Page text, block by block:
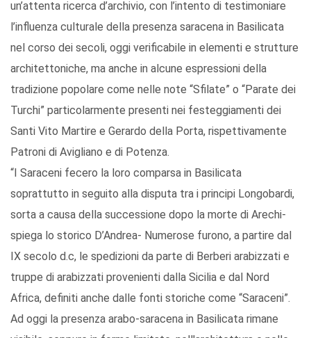
un’attenta ricerca d’archivio, con l’intento di testimoniare
l’influenza culturale della presenza saracena in Basilicata
nel corso dei secoli, oggi verificabile in elementi e strutture
architettoniche, ma anche in alcune espressioni della
tradizione popolare come nelle note “Sfilate” o “Parate dei
Turchi” particolarmente presenti nei festeggiamenti dei
Santi Vito Martire e Gerardo della Porta, rispettivamente
Patroni di Avigliano e di Potenza.
“I Saraceni fecero la loro comparsa in Basilicata
soprattutto in seguito alla disputa tra i principi Longobardi,
sorta a causa della successione dopo la morte di Arechi-
spiega lo storico D’Andrea- Numerose furono, a partire dal
IX secolo d.c, le spedizioni da parte di Berberi arabizzati e
truppe di arabizzati provenienti dalla Sicilia e dal Nord
Africa, definiti anche dalle fonti storiche come “Saraceni”.
Ad oggi la presenza arabo-saracena in Basilicata rimane